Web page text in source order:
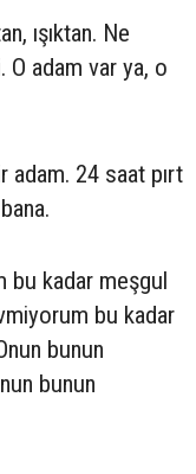
ışıktan. Ne
O adam var ya, o
adam. 24 saat pırt
bu kadar meşgul
bu kadar
bunun
bunun